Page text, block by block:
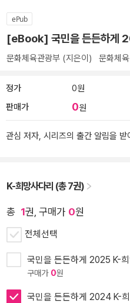
ePub
[eBook] 국민을 든든하게
문화체육관광부 (지은이) 문화체
정가
0원
판매가
0원
관심 저자, 시리즈의 출간 알림을 받
K-희망사다리 (총 7권)
총 1권, 구매가 0원
전체선택
국민을 든든하게 2025 K-희
구매가 0원
국민을 든든하게 2024 K-